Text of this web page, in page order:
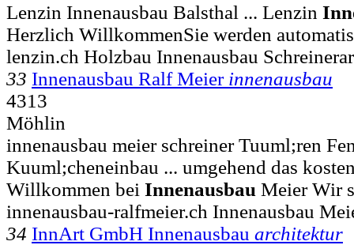
Lenzin Innenausbau Balsthal ... Lenzin
Herzlich WillkommenSie werden
lenzin.ch Holzbau Innenausbau
33 Innenausbau Ralf Meier innenausbau
4313
Möhlin
innenausbau meier schreiner Tuuml;ren
Kuuml;cheneinbau ... umgehend das
Willkommen bei Innenausbau Meier Wir
innenausbau-ralfmeier.ch Innenausbau
34 InnArt GmbH Innenausbau architektur